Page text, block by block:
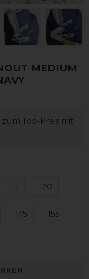
MEDIUM
Top-Preis mit
120
145 155